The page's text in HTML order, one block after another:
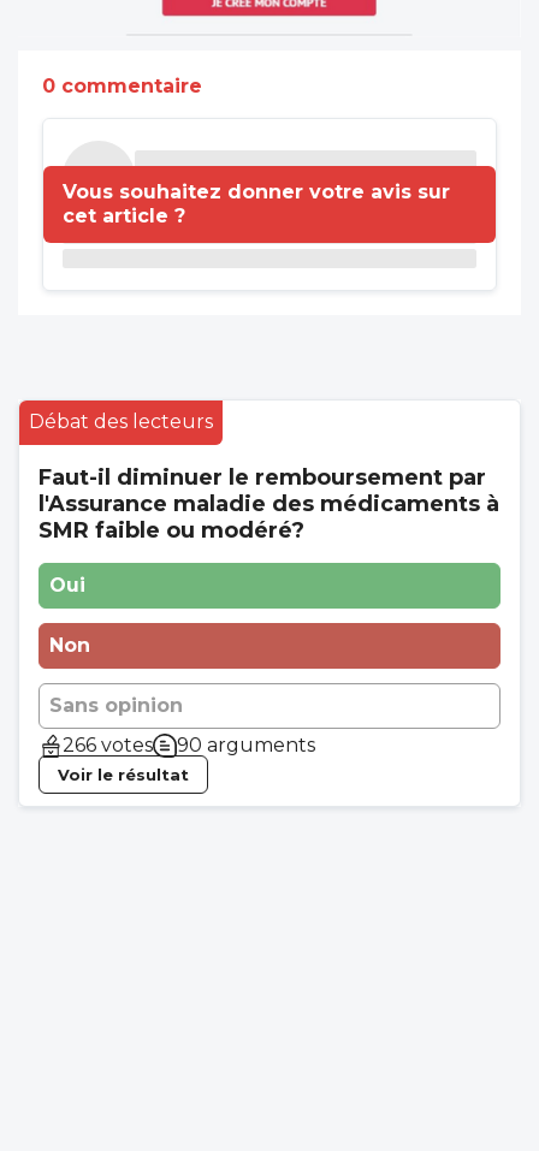
0 commentaire
Vous souhaitez donner votre avis sur
cet article ?
Débat des lecteurs
Faut-il diminuer le remboursement par
l'Assurance maladie des médicaments à
SMR faible ou modéré?
Oui
Non
Sans opinion
266 votes
90 arguments
Voir le résultat